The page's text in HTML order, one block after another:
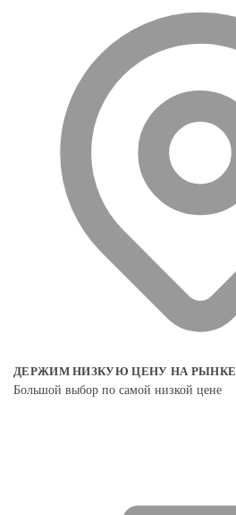
ДЕРЖИМ НИЗКУЮ ЦЕНУ НА РЫНКЕ
Большой выбор по самой низкой цене